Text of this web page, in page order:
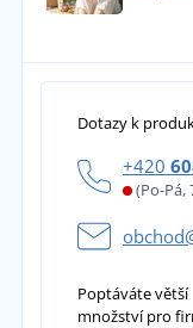
Dotazy k
+420
(Po-Pá,
Poptáváte větší
množství pro